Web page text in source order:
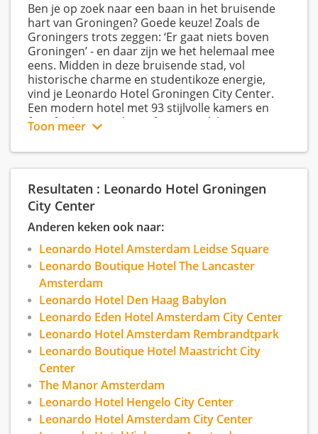
Ben je op zoek naar een baan in het bruisende
hart van Groningen? Goede keuze! Zoals de
Groningers trots zeggen: ‘Er gaat niets boven
Groningen’ - en daar zijn we het helemaal mee
eens. Midden in deze bruisende stad, vol
historische charme en studentikoze energie,
vind je Leonardo Hotel Groningen City Center.
Een modern hotel met 93 stijlvolle kamers en
fijne faciliteiten - de perfecte uitvalsbasis voor
werkplek.
Toon meer
Resultaten : Leonardo Hotel Groningen
City Center
Anderen keken ook naar:
Leonardo Hotel Amsterdam Leidse Square
Leonardo Boutique Hotel The Lancaster
Amsterdam
Leonardo Hotel Den Haag Babylon
Leonardo Eden Hotel Amsterdam City Center
Leonardo Hotel Amsterdam Rembrandtpark
Leonardo Boutique Hotel Maastricht City
Center
The Manor Amsterdam
Leonardo Hotel Hengelo City Center
Leonardo Hotel Amsterdam City Center